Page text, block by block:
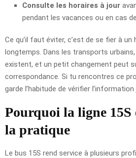
Consulte les horaires à jour
pendant les vacances ou en cas
Ce qu’il faut éviter, c’est de se fier à
longtemps. Dans les transports
existent, et un petit changement peut
correspondance. Si tu rencontres ce
garde l’habitude de vérifier
Pourquoi la ligne 15S
la pratique
Le bus 15S rend service à plusieurs